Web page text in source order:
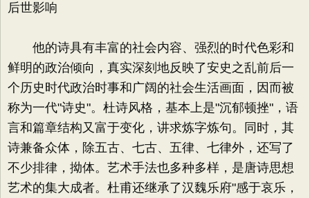
后世影响
他的诗具有丰富的社会内容、强烈的时代色彩和
鲜明的政治倾向，真实深刻地反映了安史之乱前后一
个历史时代政治时事和广阔的社会生活画面，因而被
称为一代"诗史"。杜诗风格，基本上是"沉郁顿挫"，语
言和篇章结构又富于变化，讲求炼字炼句。同时，其
诗兼备众体，除五古、七古、五律、七律外，还写了
不少排律，拗体。艺术手法也多种多样，是唐诗思想
艺术的集大成者。杜甫还继承了汉魏乐府"感于哀乐，